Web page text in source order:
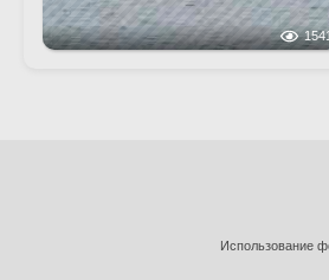
Использование